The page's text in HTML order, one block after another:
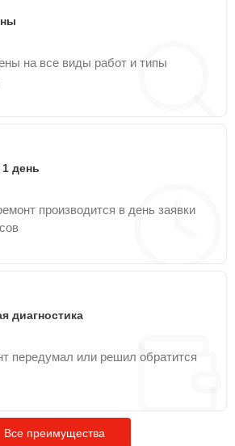
на все виды работ и типы
день
производится в день заявки
диагностика
передумал или решил обратится
Все преимущества